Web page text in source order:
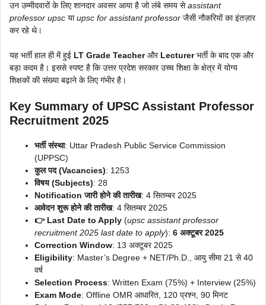
उन उम्मीदवारों के लिए शानदार अवसर आया है जो लंबे समय सेassistant
professor upsc याupsc for assistant professor जैसी नौकरियों का इंतज़ार
कर रहे थे।
यह भर्ती हाल ही में हुई LT Grade Teacherऔर Lecturerभर्ती के बाद एक और
बड़ा कदम है। इससे स्पष्ट है कि उत्तर प्रदेश सरकार उच्च शिक्षा के क्षेत्र में योग्य
शिक्षकों की संख्या बढ़ाने के लिए गंभीर है।
Key Summary of UPSC Assistant Professor
Recruitment 2025
भर्ती संस्था: Uttar Pradesh Public Service Commission
(UPPSC)
कुल पद (Vacancies): 1253
विषय (Subjects): 28
Notification जारी होने की तारीख: 4 सितम्बर 2025
आवेदन शुरू होने की तारीख: 4 सितम्बर 2025
👉 Last Date to Apply (upsc assistant professor
recruitment 2025 last date to apply): 6 अक्टूबर 2025
Correction Window: 13 अक्टूबर 2025
Eligibility: Master’s Degree + NET/Ph.D., आयु सीमा 21 से 40
वर्ष
Selection Process: Written Exam (75%) + Interview (25%)
Exam Mode: Offline OMR आधारित, 120 प्रश्न, 90 मिनट